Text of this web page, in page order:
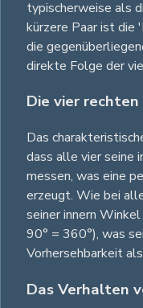
typischerweise als
kürzere Paar ist die
die
direkte Folge der
Die vier
Das
dass alle vier seine
messen, was eine
erzeugt. Wie bei
seiner innern
90° = 360°), was
Vorhersehbarkeit
Das Verhalten